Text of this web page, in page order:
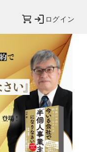
ログイン